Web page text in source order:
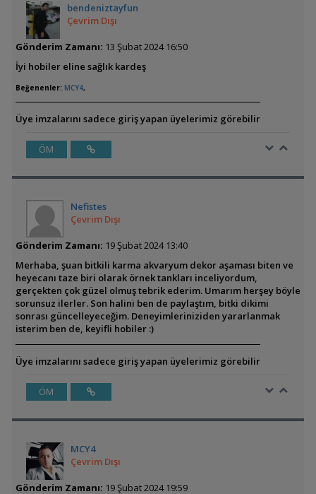
bendeniztayfun
Çevrim Dışı
Gönderim Zamanı: 13 Şubat 2024 16:50
İyi hobiler eline sağlık kardeş
Beğenenler: MCY4,
Üye imzalarını sadece giriş yapan üyelerimiz görebilir
ÖM
Nefistes
Çevrim Dışı
Gönderim Zamanı: 19 Şubat 2024 13:40
Merhaba, şuan bitkili karma akvaryum dekor aşaması biten ve
heyecanı taze biri olarak örnek tankları inceliyordum,
gerçekten çok güzel olmuş tebrik ederim. Umarım herşey böyle
sorunsuz ilerler. Son halini ben de paylaştım, bitki dikimi
sonrası güncelleyeceğim. Deneyimleriniziden yararlanmak
isterim ben de, keyifli hobiler :)
Üye imzalarını sadece giriş yapan üyelerimiz görebilir
ÖM
MCY4
Çevrim Dışı
Gönderim Zamanı: 19 Şubat 2024 19:59